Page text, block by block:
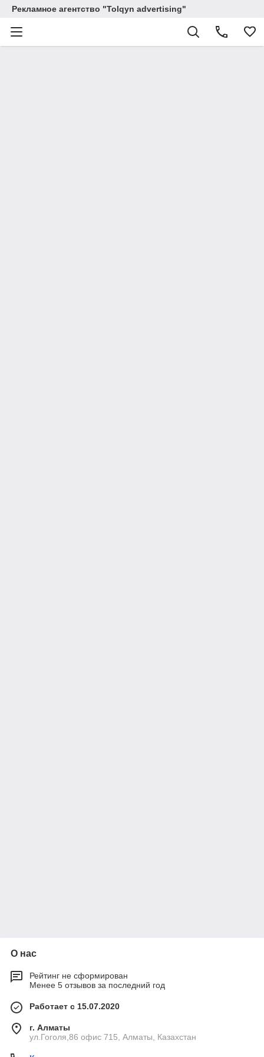
Рекламное агентство "Tolqyn advertising"
О нас
Рейтинг не сформирован
Менее 5 отзывов за последний год
Работает с 15.07.2020
г. Алматы
ул.Гоголя,86 офис 715, Алматы, Казахстан